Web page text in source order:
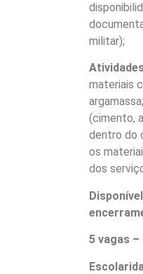
militar);
materiais
(cimento,
dentro do
os
dos
5 vagas